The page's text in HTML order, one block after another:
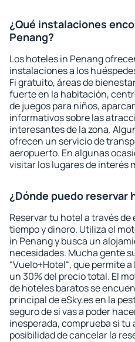
¿Qué instalaciones
Penang?
Los hoteles in Penang
instalaciones a los
Fi gratuito, áreas de
fuerte en la habitación,
de juegos para niños,
informativos sobre las
interesantes de la zona.
ofrecen un servicio de
aeropuerto. En algunas
visitar los lugares de interés
¿Dónde puedo reservar
Reservar tu hotel a través
tiempo y dinero. Utiliza el
in Penang y busca un
necesidades. Mucha gente
“Vuelo+Hotel“, que permite
un 30% del precio total. El
de hoteles baratos se
principal de eSky.es en la
seguro de si vas a poder
inesperada, comprueba si
posibilidad de cancelar la